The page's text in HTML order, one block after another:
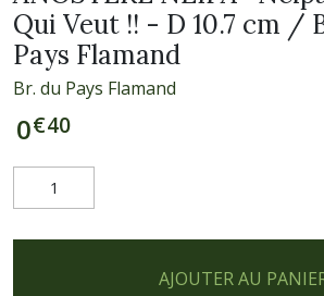
Qui Veut !! - D 10.7 cm /
Pays Flamand
Br. du Pays Flamand
0€40
AJOUTER AU